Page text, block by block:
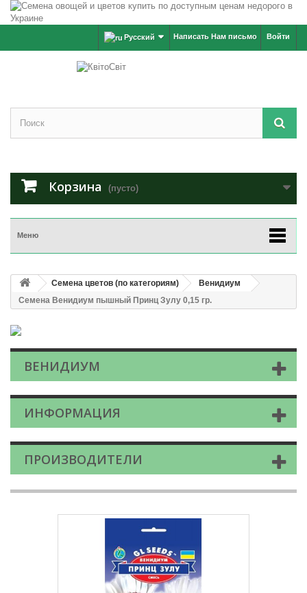
Войти
Написать Нам письмо
Русский
Корзина (пусто)
Меню
Семена цветов (по категориям)
Венидиум
Семена Венидиум пышный Принц Зулу 0,15 гр.
ВЕНИДИУМ
ИНФОРМАЦИЯ
ПРОИЗВОДИТЕЛИ